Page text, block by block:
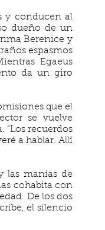
y conducen al
dueño de un
Berenice y
espasmos
Egaeus
da un giro
que el
se vuelve
“Los recuerdos
a hablar. Allí
las manías de
cohabita con
De los dos
el silencio